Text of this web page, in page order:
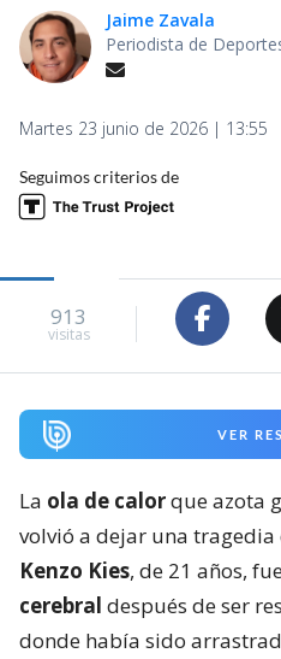
Jaime Zavala
Periodista de
Martes 23 junio de 2026 | 13:55
Seguimos criterios de
913
visitas
VER
La ola de calorque azota
volvió a dejar una tragedia
Kenzo Kies, de 21 años,
cerebral después de ser
donde había sido